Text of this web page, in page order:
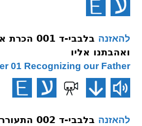
להאזנה
בלבבי-ד
ואהבתנו אליו
01 Recognizing our Father
להאזנה
בלבבי-ד 002